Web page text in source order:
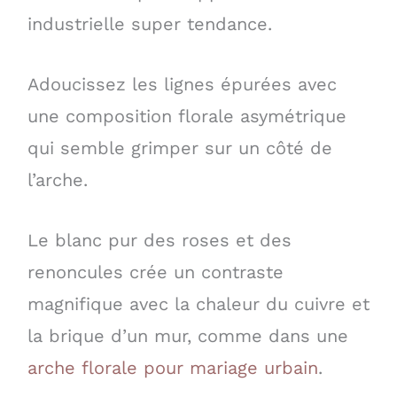
industrielle super tendance.
Adoucissez les lignes épurées avec
une composition florale asymétrique
qui semble grimper sur un côté de
l’arche.
Le blanc pur des roses et des
renoncules crée un contraste
magnifique avec la chaleur du cuivre et
la brique d’un mur, comme dans une
arche florale pour mariage urbain.